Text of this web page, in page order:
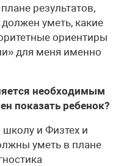
результатов,
уметь, какие
ориентиры
для меня именно
необходимым
показать ребенок?
и Физтех и
уметь в плане